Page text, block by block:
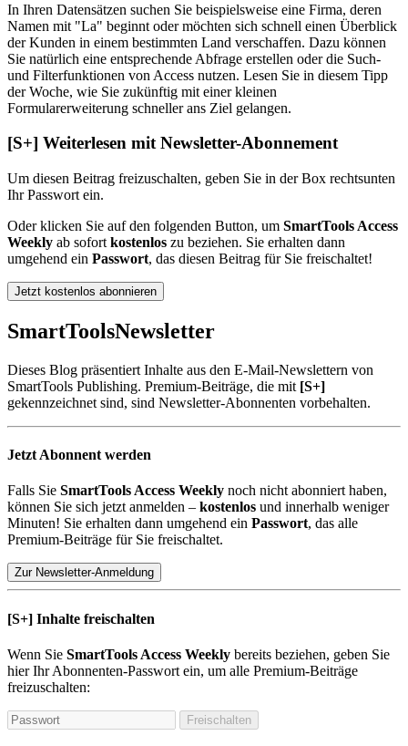
In Ihren Datensätzen suchen Sie beispielsweise eine Firma, deren
Namen mit "La" beginnt oder möchten sich schnell einen Überblick
der Kunden in einem bestimmten Land verschaffen. Dazu können
Sie natürlich eine entsprechende Abfrage erstellen oder die Such-
und Filterfunktionen von Access nutzen. Lesen Sie in diesem Tipp
der Woche, wie Sie zukünftig mit einer kleinen
Formularerweiterung schneller ans Ziel gelangen.
[S+] Weiterlesen mit Newsletter-Abonnement
Um diesen Beitrag freizuschalten, geben Sie in der Box rechtsunten
Ihr Passwort ein.
Oder klicken Sie auf den folgenden Button, um SmartTools Access
Weekly ab sofort kostenlos zu beziehen. Sie erhalten dann
umgehend ein Passwort, das diesen Beitrag für Sie freischaltet!
Jetzt kostenlos abonnieren
SmartToolsNewsletter
Dieses Blog präsentiert Inhalte aus den E-Mail-Newslettern von
SmartTools Publishing. Premium-Beiträge, die mit [S+]
gekennzeichnet sind, sind Newsletter-Abonnenten vorbehalten.
Jetzt Abonnent werden
Falls Sie SmartTools Access Weekly noch nicht abonniert haben,
können Sie sich jetzt anmelden – kostenlos und innerhalb weniger
Minuten! Sie erhalten dann umgehend ein Passwort, das alle
Premium-Beiträge für Sie freischaltet.
Zur Newsletter-Anmeldung
[S+] Inhalte freischalten
Wenn Sie SmartTools Access Weekly bereits beziehen, geben Sie
hier Ihr Abonnenten-Passwort ein, um alle Premium-Beiträge
freizuschalten:
Freischalten